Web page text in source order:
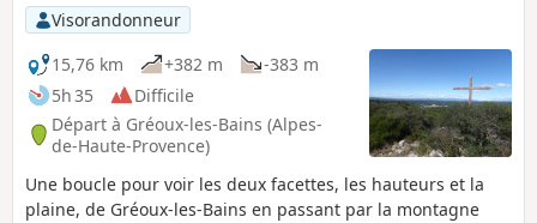
Visorandonneur
15,76 km
+382 m
-383 m
5h 35
Difficile
Départ à Gréoux-les-Bains (Alpes-
de-Haute-Provence)
Une boucle pour voir les deux facettes, les hauteurs et la
plaine, de Gréoux-les-Bains en passant par la montagne